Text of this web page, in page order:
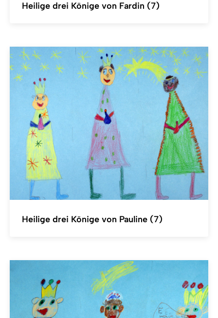
Heilige drei Könige von Fardin (7)
Heilige drei Könige von Pauline (7)